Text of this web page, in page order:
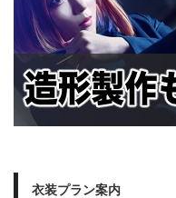
衣装プラン案内